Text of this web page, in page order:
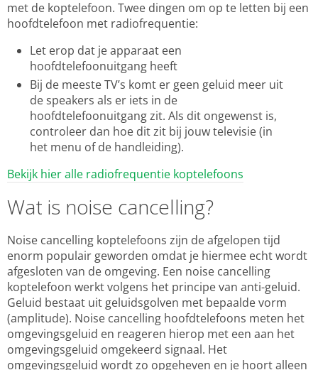
met de koptelefoon. Twee dingen om op te letten bij een
hoofdtelefoon met radiofrequentie:
Let erop dat je apparaat een
hoofdtelefoonuitgang heeft
Bij de meeste TV’s komt er geen geluid meer uit
de speakers als er iets in de
hoofdtelefoonuitgang zit. Als dit ongewenst is,
controleer dan hoe dit zit bij jouw televisie (in
het menu of de handleiding).
Bekijk hier alle radiofrequentie koptelefoons
Wat is noise cancelling?
Noise cancelling koptelefoons zijn de afgelopen tijd
enorm populair geworden omdat je hiermee echt wordt
afgesloten van de omgeving. Een noise cancelling
koptelefoon werkt volgens het principe van anti-geluid.
Geluid bestaat uit geluidsgolven met bepaalde vorm
(amplitude). Noise cancelling hoofdtelefoons meten het
omgevingsgeluid en reageren hierop met een aan het
omgevingsgeluid omgekeerd signaal. Het
omgevingsgeluid wordt zo opgeheven en je hoort alleen